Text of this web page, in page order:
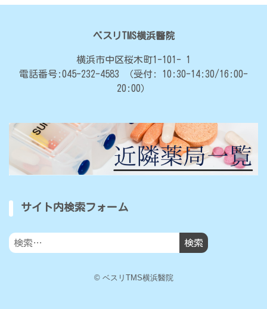
ベスリTMS横浜醫院
横浜市中区桜木町1-101- 1
電話番号:045-232-4583
（受付: 10:30-14:30/16:00-
20:00）
サイト内検索フォーム
検
索:
© ベスリTMS横浜醫院